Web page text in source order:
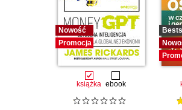
Nowość
Promocja
książka ebook